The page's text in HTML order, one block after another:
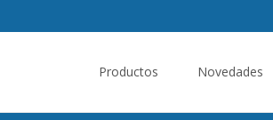
Productos Novedades